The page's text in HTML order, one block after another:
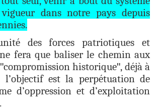
dans notre pays depuis
des forces patriotiques et
fera que baliser le chemin aux
"compromission historique", déjà à
l’objectif est la perpétuation de
d’oppression et d’exploitation